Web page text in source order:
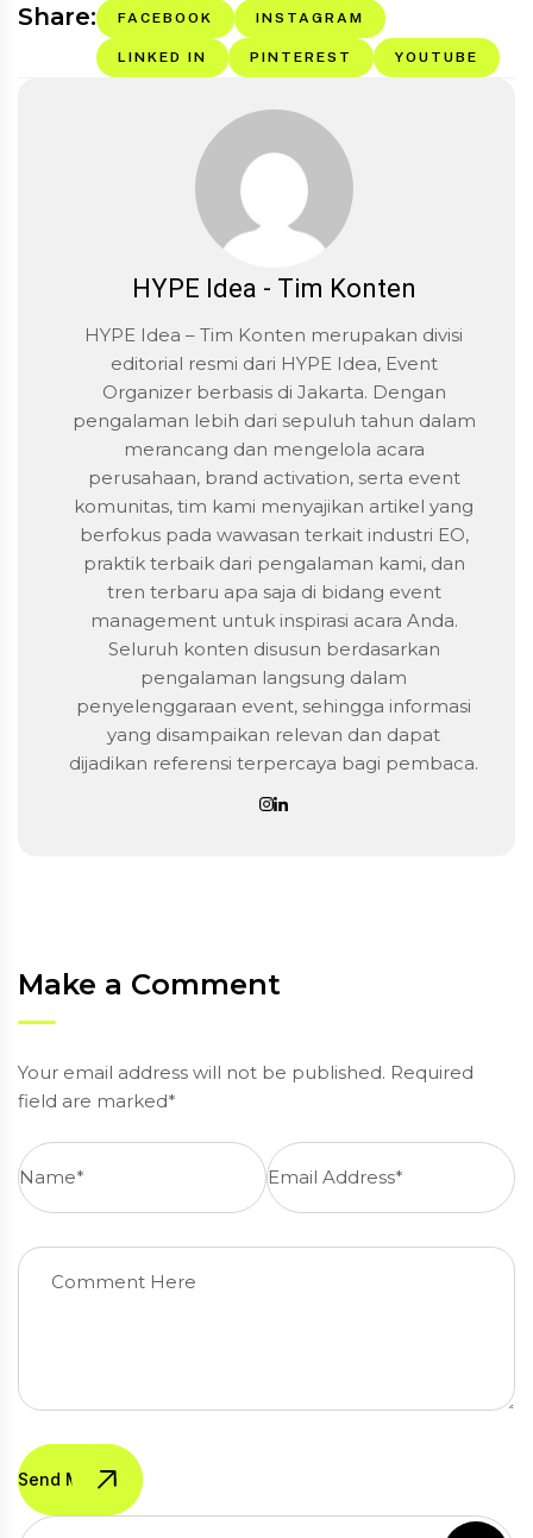
Share: FACEBOOK INSTAGRAM
LINKED IN PINTEREST YOUTUBE
HYPE Idea - Tim Konten
HYPE Idea – Tim Konten merupakan divisi
editorial resmi dari HYPE Idea, Event
Organizer berbasis di Jakarta. Dengan
pengalaman lebih dari sepuluh tahun dalam
merancang dan mengelola acara
perusahaan, brand activation, serta event
komunitas, tim kami menyajikan artikel yang
berfokus pada wawasan terkait industri EO,
praktik terbaik dari pengalaman kami, dan
tren terbaru apa saja di bidang event
management untuk inspirasi acara Anda.
Seluruh konten disusun berdasarkan
pengalaman langsung dalam
penyelenggaraan event, sehingga informasi
yang disampaikan relevan dan dapat
dijadikan referensi terpercaya bagi pembaca.
Make a Comment
Your email address will not be published. Required
field are marked*
Send Message